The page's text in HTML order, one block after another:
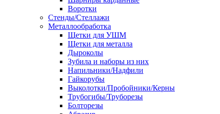
Воротки
Стенды/Стеллажи
Металлообработка
Щетки для УШМ
Щетки для металла
Дыроколы
Зубила и наборы из них
Напильники/Надфили
Гайкорубы
Выколотки/Пробойники/Керны
Трубогибы/Труборезы
Болторезы